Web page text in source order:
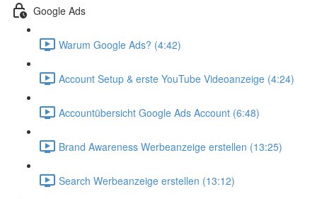
Google Ads
Warum Google Ads? (4:42)
Account Setup & erste YouTube Videoanzeige (4:24)
Accountübersicht Google Ads Account (6:48)
Brand Awareness Werbeanzeige erstellen (13:25)
Search Werbeanzeige erstellen (13:12)